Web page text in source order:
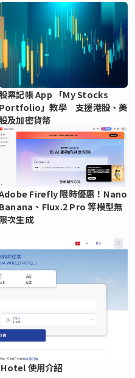
票記帳 App 「My Stocks
Portfolio」教學 支援港股、美
及加密貨幣
Firefly 限時優惠！Nano
Banana、Flux.2 Pro 等模型無
限次生成
使用介紹